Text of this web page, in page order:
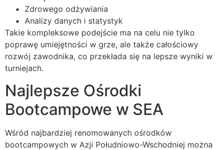
Zdrowego odżywiania
Analizy danych i statystyk
Takie kompleksowe podejście ma na celu nie tylko
poprawę umiejętności w grze, ale także całościowy
rozwój zawodnika, co przekłada się na lepsze wyniki w
turniejach.
Najlepsze Ośrodki
Bootcampowe w SEA
Wśród najbardziej renomowanych ośrodków
bootcampowych w Azji Południowo-Wschodniej można